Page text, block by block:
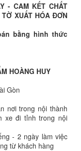
- CAM KẾT CHẤT
XUẤT HÓA ĐƠN
bằng hình thức
HOÀNG HUY
Gòn
nơi trong nội thành
xe đi tỉnh trong nội
- 2 ngày làm việc
từ khách hàng